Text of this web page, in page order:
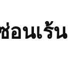
อนเร้น